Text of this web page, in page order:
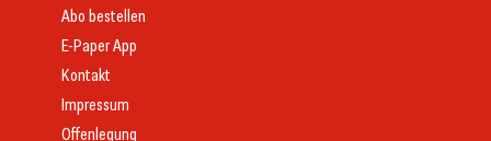
Abo bestellen
E-Paper App
Kontakt
Impressum
Offenlegung